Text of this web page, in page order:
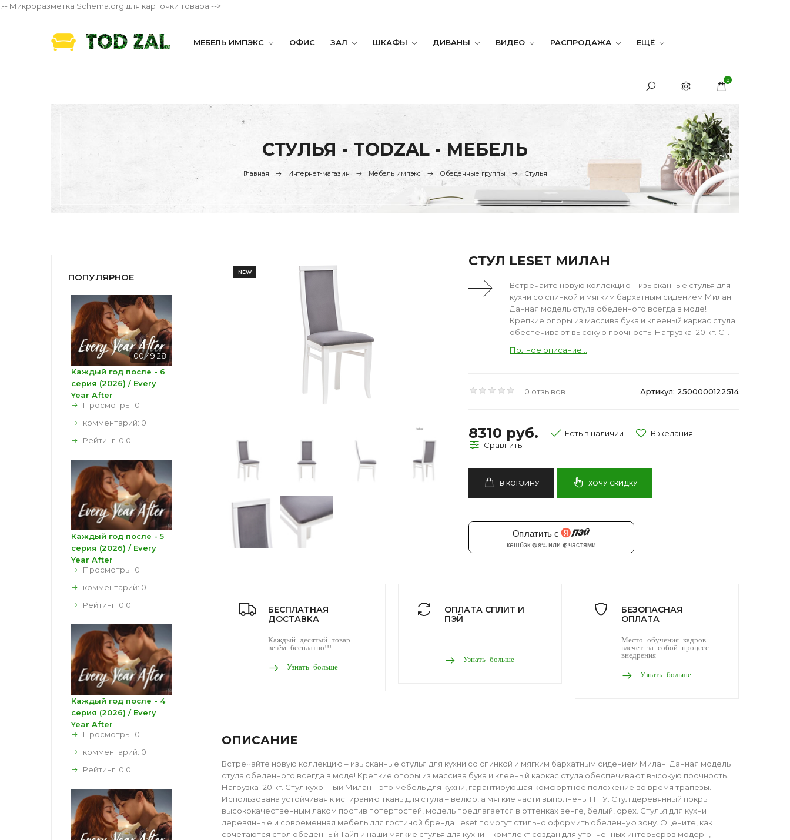
!-- Микроразметка Schema.org для карточки товара -->
МЕБЕЛЬ ИМПЭКС ОФИС ЗАЛ ШКАФЫ ДИВАНЫ ВИДЕО РАСПРОДАЖА ЕЩЁ
0
СТУЛЬЯ - TODZAL - МЕБЕЛЬ
Главная Интернет-магазин Мебель импэкс Обеденные группы Стулья
NEW
СТУЛ LESET МИЛАН
Встречайте новую коллекцию – изысканные стулья для
кухни со спинкой и мягким бархатным сидением Милан.
Данная модель стула обеденного всегда в моде!
Крепкие опоры из массива бука и клееный каркас стула
обеспечивают высокую прочность. Нагрузка 120 кг. С...
Полное описание...
0 отзывов Артикул: 2500000122514
8310 руб. Есть в наличии
В КОРЗИНУ ХОЧУ СКИДКУ
БЕСПЛАТНАЯ
ДОСТАВКА
Каждый десятый товар
везём бесплатно!!!
Узнать больше
ОПЛАТА СПЛИТ И
ПЭЙ
Узнать больше
БЕЗОПАСНАЯ
ОПЛАТА
Место обучения кадров
влечет за собой процесс
внедрения
Узнать больше
ОПИСАНИЕ
Встречайте новую коллекцию – изысканные стулья для кухни со спинкой и мягким бархатным сидением Милан. Данная модель
стула обеденного всегда в моде! Крепкие опоры из массива бука и клееный каркас стула обеспечивают высокую прочность.
Нагрузка 120 кг. Стул кухонный Милан – это мебель для кухни, гарантирующая комфортное положение во время трапезы.
Использована устойчивая к истиранию ткань для стула – велюр, а мягкие части выполнены ППУ. Стул деревянный покрыт
высококачественным лаком против потертостей, модель предлагается в оттенках венге, белый, орех. Стулья для кухни
деревянные и современная мебель для гостиной бренда Leset помогут стильно оформить обеденную зону. Оцените, как
сочетаются стол обеденный Тайп и наши мягкие стулья для кухни – комплект создан для утонченных интерьеров модерн,
ПОПУЛЯРНОЕ
00:49:28
Каждый год после - 6
серия (2026) / Every
Year After
Просмотры: 0
комментарий: 0
Рейтинг: 0.0
Каждый год после - 5
серия (2026) / Every
Year After
Просмотры: 0
комментарий: 0
Рейтинг: 0.0
Каждый год после - 4
серия (2026) / Every
Year After
Просмотры: 0
комментарий: 0
Рейтинг: 0.0